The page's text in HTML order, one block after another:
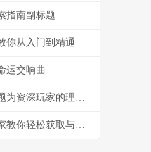
指南副标题
你从入门到精通
运交响曲
和平精英抽奖该如何兑换，副标题为资深玩家的理性抉择指南
和平精英大王卡怎么领，资深玩家教你轻松获取与高效使用